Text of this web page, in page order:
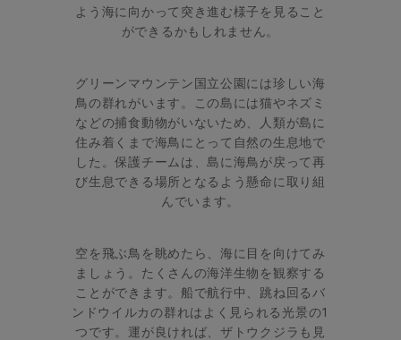
よう海に向かって突き進む様子を見ること
ができるかもしれません。
グリーンマウンテン国立公園には珍しい海
鳥の群れがいます。この島には猫やネズミ
などの捕食動物がいないため、人類が島に
住み着くまで海鳥にとって自然の生息地で
した。保護チームは、島に海鳥が戻って再
び生息できる場所となるよう懸命に取り組
んでいます。
空を飛ぶ鳥を眺めたら、海に目を向けてみ
ましょう。たくさんの海洋生物を観察する
ことができます。船で航行中、跳ね回るバ
ンドウイルカの群れはよく見られる光景の1
つです。運が良ければ、ザトウクジラも見